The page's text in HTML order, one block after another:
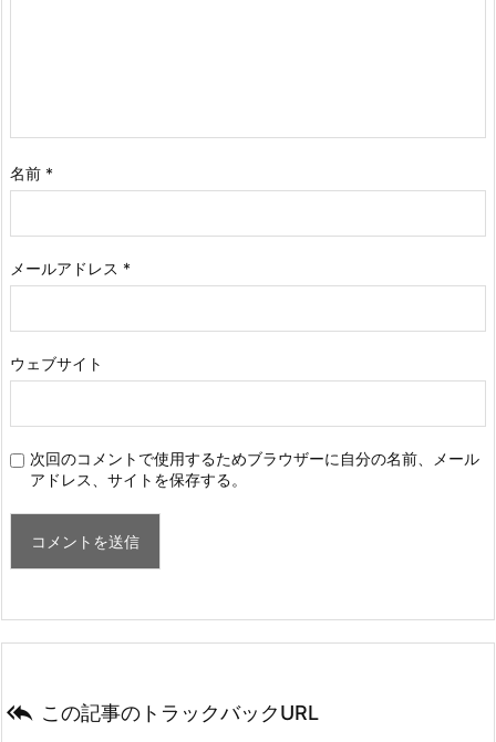
名前 *
メールアドレス *
ウェブサイト
次回のコメントで使用するためブラウザーに自分の名前、メール
アドレス、サイトを保存する。
 この記事のトラックバックURL